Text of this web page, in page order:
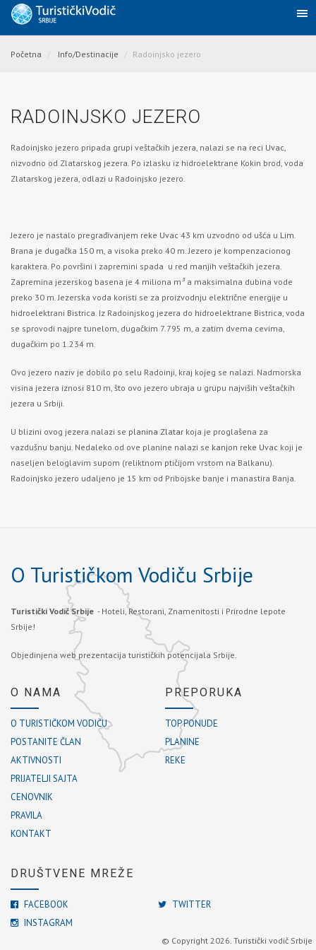
Početna Info/Destinacije Radoinjsko jezero
RADOINJSKO JEZERO
Radoinjsko jezero pripada grupi veštačkih jezera, nalazi se na reci Uvac,
nizvodno od Zlatarskog jezera. Po izlasku iz hidroelektrane Kokin brod, voda
Zlatarskog jezera, odlazi u Radoinjsko jezero.
Jezero je nastalo pregrađivanjem reke Uvac 43 km uzvodno od ušća u Lim.
Brana je dugačka 150 m, a visoka preko 40 m. Jezero je kompenzacionog
karaktera. Po površini i zapremini spada u red manjih veštačkih jezera.
Zapremina jezerskog basena je 4 miliona m³a maksimalna dubina vode
preko 30 m. Jezerska voda koristi se za proizvodnju električne energije u
hidroelektrani Bistrica. Iz Radoinjskog jezera do hidroelektrane Bistrica, voda
se sprovodi najpre tunelom, dugačkim 7.795 m, a zatim dvema cevima,
dugačkim po 1.234 m.
Ovo jezero naziv je dobilo po selu Radoinji, kraj kojeg se nalazi. Nadmorska
visina jezera iznosi 810 m, što ovo jezero ubraja u grupu najviših veštačkih
jezera u Srbiji.
U blizini ovog jezera nalazi se planina Zlatar koja je proglašena za
vazdušnu banju. Nedaleko od ove planine nalazi se kanjon reke Uvac koji je
naseljen beloglavim supom (reliktnom ptičijom vrstom na Balkanu).
Radoinjsko jezero udaljeno je 15 km od Pribojske banje i manastira Banja.
O Turističkom Vodiču Srbije
Turistički Vodič Srbije - Hoteli, Restorani, Znamenitosti i Prirodne lepote
Srbije!
Objedinjena web prezentacija turističkih potencijala Srbije.
O NAMA
O TURISTIČKOM VODIČU
POSTANITE ČLAN
AKTIVNOSTI
PRIJATELJI SAJTA
CENOVNIK
PRAVILA
KONTAKT
PREPORUKA
TOP PONUDE
PLANINE
REKE
DRUŠTVENE MREŽE
FACEBOOK
TWITTER
INSTAGRAM
© Copyright 2026. Turistički vodič Srbije